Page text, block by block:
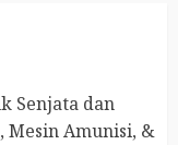
Senjata dan
Mesin Amunisi, &